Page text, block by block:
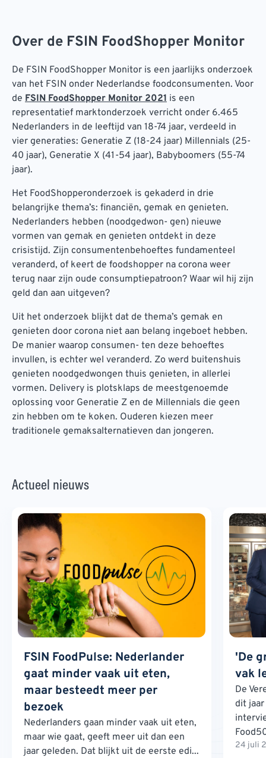
Over de FSIN FoodShopper Monitor
De FSIN FoodShopper Monitor is een jaarlijks onderzoek
van het FSIN onder Nederlandse foodconsumenten. Voor
de FSIN FoodShopper Monitor 2021 is een
representatief marktonderzoek verricht onder 6.465
Nederlanders in de leeftijd van 18-74 jaar, verdeeld in
vier generaties: Generatie Z (18-24 jaar) Millennials (25-
40 jaar), Generatie X (41-54 jaar), Babyboomers (55-74
jaar).
Het FoodShopperonderzoek is gekaderd in drie
belangrijke thema’s: financiën, gemak en genieten.
Nederlanders hebben (noodgedwon- gen) nieuwe
vormen van gemak en genieten ontdekt in deze
crisistijd. Zijn consumentenbehoeftes fundamenteel
veranderd, of keert de foodshopper na corona weer
terug naar zijn oude consumptiepatroon? Waar wil hij zijn
geld dan aan uitgeven?
Uit het onderzoek blijkt dat de thema’s gemak en
genieten door corona niet aan belang ingeboet hebben.
De manier waarop consumen- ten deze behoeftes
invullen, is echter wel veranderd. Zo werd buitenshuis
genieten noodgedwongen thuis genieten, in allerlei
vormen. Delivery is plotsklaps de meestgenoemde
oplossing voor Generatie Z en de Millennials die geen
zin hebben om te koken. Ouderen kiezen meer
traditionele gemaksalternatieven dan jongeren.
Actueel nieuws
FSIN FoodPulse: Nederlander
gaat minder vaak uit eten,
maar besteedt meer per
bezoek
Nederlanders gaan minder vaak uit eten,
maar wie gaat, geeft meer uit dan een
jaar geleden. Dat blijkt uit de eerste edi...
'De
vak
De
dit
24 juli